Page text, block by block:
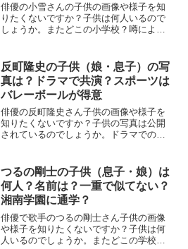
俳優の小雪さんの子供の画像や様子を知
りたくないですか？子供は何人いるので
しょうか。またどこの小学校？噂による
当たっていそう・・・息子や娘とのエピ
ソードも気になりますね。まとめていき
たいと思います。
反町隆史の子供（娘・息子）の写
真は？ドラマで共演？スポーツは
バレーボールが得意
俳優の反町隆史さん子供の画像や様子を
知りたくないですか？子供の写真は公開
されているのでしょうか。ドラマでの共
事では反町隆史さんの子供の様子につい
て詳しくまとめていきます。
つるの剛士の子供（息子・娘）は
何人？名前は？一重で似てない？
湘南学園に通学？
俳優で歌手のつるの剛士さん子供の画像
や様子を知りたくないですか？子供は何
人いるのでしょうか。またどこの学校に